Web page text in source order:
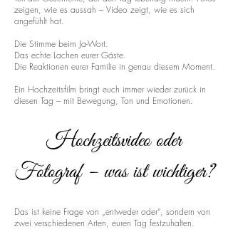
zeigen, wie es aussah – Video zeigt, wie es sich
angefühlt hat.
Die Stimme beim Ja-Wort.
Das echte Lachen eurer Gäste.
Die Reaktionen eurer Familie in genau diesem Moment.
Ein Hochzeitsfilm bringt euch immer wieder zurück in
diesen Tag – mit Bewegung, Ton und Emotionen.
Hochzeitsvideo oder
Fotograf – was ist wichtiger?
Das ist keine Frage von „entweder oder“, sondern von
zwei verschiedenen Arten, euren Tag festzuhalten.